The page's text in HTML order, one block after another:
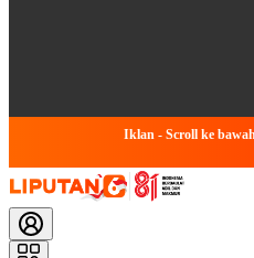
Iklan - Scroll ke